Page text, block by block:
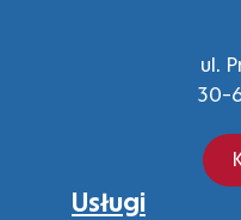
ul.
30-
Usługi